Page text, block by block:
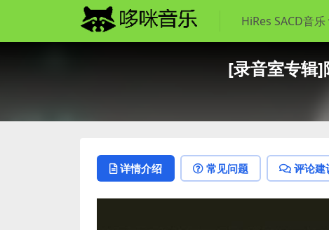
HiRes SACD音乐
[录音室专辑
详情介绍 常见问题 评论建